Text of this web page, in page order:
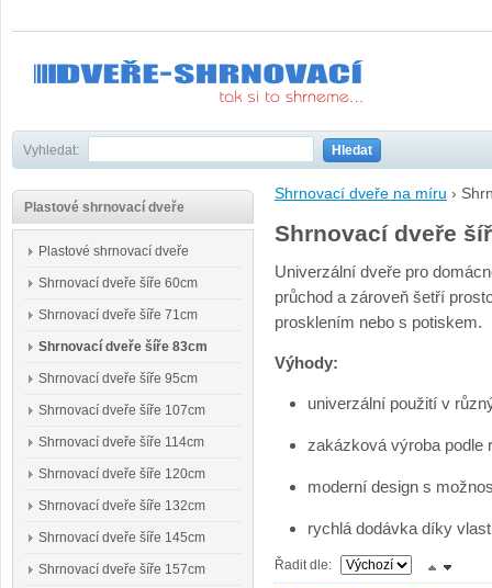
Vyhledat: Hledat
Shrnovací dveře na míru ›
Shrnovací dveře
Univerzální dveře pro
průchod a zároveň šetří
prosklením nebo s potiskem.
Výhody:
univerzální použití v
zakázková výroba podle
moderní design s
rychlá dodávka díky
Řadit dle:
Plastové shrnovací dveře
Plastové shrnovací dveře
Shrnovací dveře šíře 60cm
Shrnovací dveře šíře 71cm
Shrnovací dveře šíře 83cm
Shrnovací dveře šíře 95cm
Shrnovací dveře šíře 107cm
Shrnovací dveře šíře 114cm
Shrnovací dveře šíře 120cm
Shrnovací dveře šíře 132cm
Shrnovací dveře šíře 145cm
Shrnovací dveře šíře 157cm